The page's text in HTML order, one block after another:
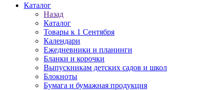
Каталог
Назад
Каталог
Товары к 1 Сентября
Календари
Ежедневники и планинги
Бланки и корочки
Выпускникам детских садов и школ
Блокноты
Бумага и бумажная продукция